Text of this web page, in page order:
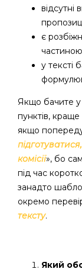
відсутні
є
у тексті
Якщо бачите у
пунктів,
якщо
комісії», бо
під час
занадто
окремо
тексту.
Який